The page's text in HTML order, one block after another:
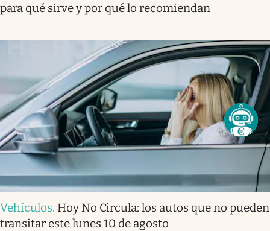
para qué sirve y por qué lo recomiendan
Vehículos. Hoy No Circula: los autos que no pueden
transitar este lunes 10 de agosto